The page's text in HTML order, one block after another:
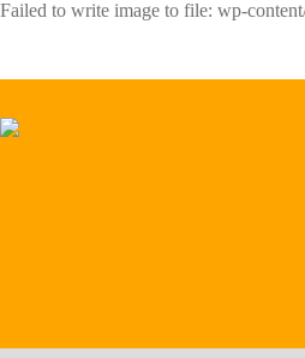
Failed to write image to file: wp-